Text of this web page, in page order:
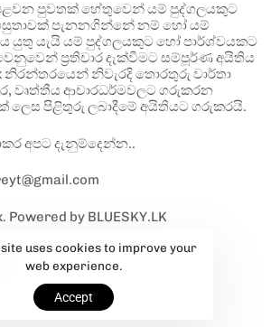
පුවතක් හේතුවෙන් යම් පුද්ගලයකුට
පැනනගින්නේ නම් හෝ යම්
යුතු යැයි යම් පුද්ගලයකුට හෝ පාර්ශ්වයකට
ප්‍රතිචාර දැක්වීමට සම්පූර්ණ අයිතිය
නිරන්තරයෙන් නිවැරදි තොරතුරු වාර්තා
වෘත්තීය ආචාරධර්මවලට ගරුකරන
ලෙස පිළිතුරු ලබාදීමේ අයිතියට ගරුකරයි.
අපට දැනුම්දෙන්න..
by BLUESKY.LK
uses cookies to improve your
web experience.
Accept